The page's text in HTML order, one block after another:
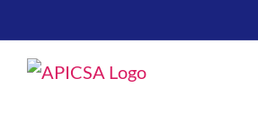
to
content